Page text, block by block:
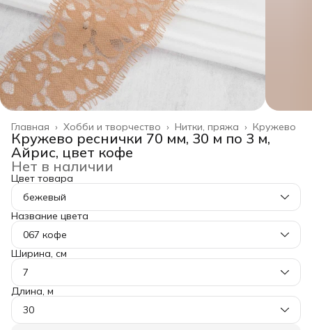
Кружево
Нитки, пряжа ›
Хобби и творчество ›
Главная ›
Кружево реснички 70 мм, 30 м по 3 м,
Айрис, цвет кофе
Нет в наличии
Цвет товара
бежевый
Название цвета
067 кофе
Ширина, см
7
Длина, м
30